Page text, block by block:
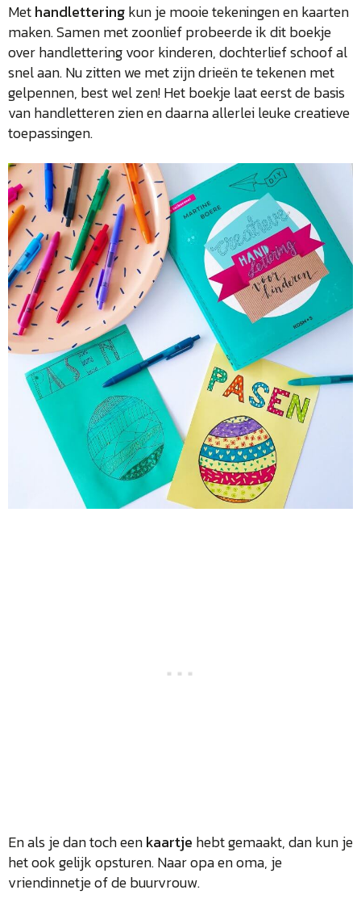
Methandletteringkun je mooie tekeningen en kaarten
maken. Samen met zoonlief probeerde ik dit boekje
over handlettering voor kinderen, dochterlief schoof al
snel aan. Nu zitten we met zijn drieën te tekenen met
gelpennen, best wel zen! Het boekje laat eerst de basis
van handletteren zien en daarna allerlei leuke creatieve
toepassingen.
En als je dan toch eenkaartje hebt gemaakt, dan kun je
het ook gelijk opsturen. Naar opa en oma, je
vriendinnetje of de buurvrouw.